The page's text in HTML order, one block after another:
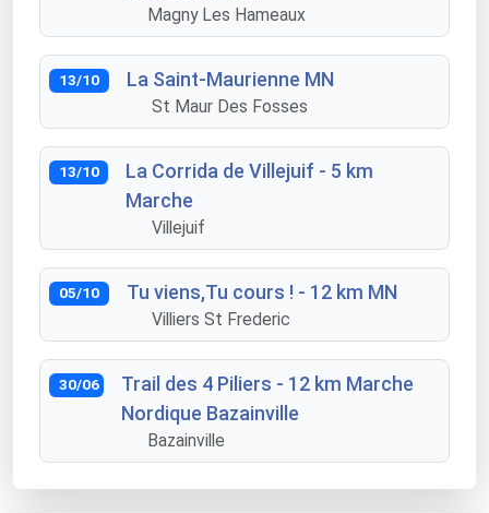
Magny Les Hameaux
13/10 La Saint-Maurienne MN
St Maur Des Fosses
13/10
La Corrida de Villejuif - 5 km
Marche
Villejuif
05/10 Tu viens,Tu cours ! - 12 km MN
Villiers St Frederic
30/06
Trail des 4 Piliers - 12 km Marche
Nordique Bazainville
Bazainville